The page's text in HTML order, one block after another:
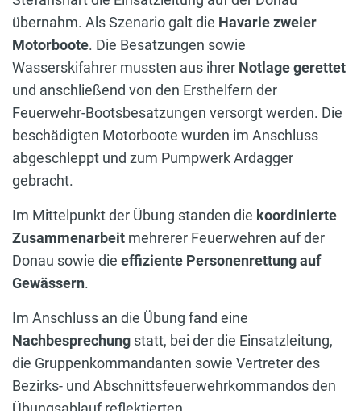
übernahm. Als Szenario galt die Havarie zweier
Motorboote. Die Besatzungen sowie
Wasserskifahrer mussten aus ihrer Notlage gerettet
und anschließend von den Ersthelfern der
Feuerwehr-Bootsbesatzungen versorgt werden. Die
beschädigten Motorboote wurden im Anschluss
abgeschleppt und zum Pumpwerk Ardagger
gebracht.
Im Mittelpunkt der Übung standen die koordinierte
Zusammenarbeit mehrerer Feuerwehren auf der
Donau sowie die effiziente Personenrettung auf
Gewässern.
Im Anschluss an die Übung fand eine
Nachbesprechung statt, bei der die Einsatzleitung,
die Gruppenkommandanten sowie Vertreter des
Bezirks- und Abschnittsfeuerwehrkommandos den